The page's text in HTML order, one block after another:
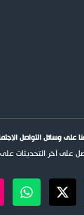
على وسائل التواصل
على آخر التحديثات